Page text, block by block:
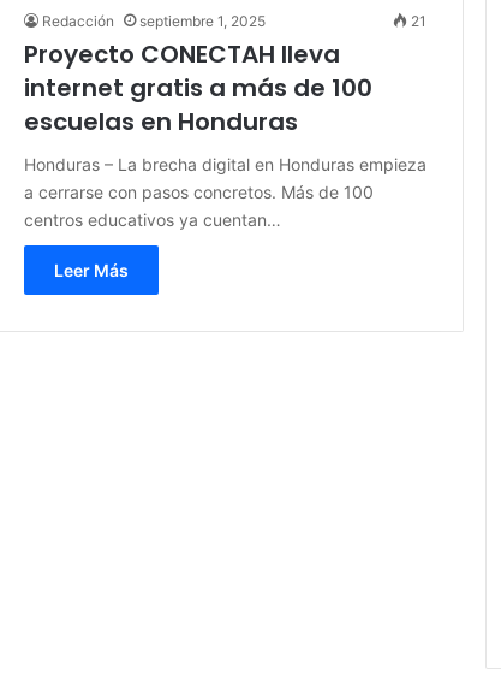
Redacción septiembre 1, 2025 21
Proyecto CONECTAH lleva
internet gratis a más de 100
escuelas en Honduras
Honduras – La brecha digital en Honduras empieza
a cerrarse con pasos concretos. Más de 100
centros educativos ya cuentan…
Leer Más